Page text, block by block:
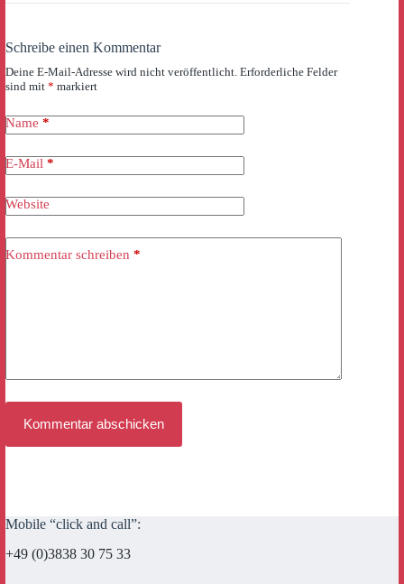
Schreibe einen Kommentar
Deine E-Mail-Adresse wird nicht veröffentlicht. Erforderliche Felder
sind mit * markiert
Name *
E-Mail *
Website
Kommentar schreiben *
Kommentar abschicken
Mobile “click and call”:
+49 (0)3838 30 75 33